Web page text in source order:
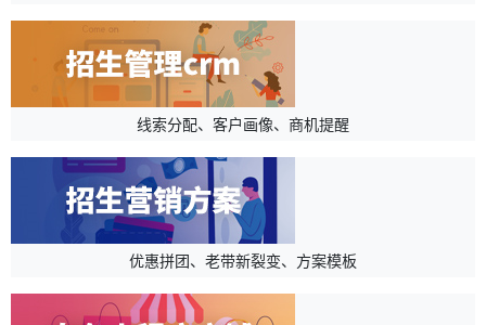
线索分配、客户画像、商机提醒
优惠拼团、老带新裂变、方案模板